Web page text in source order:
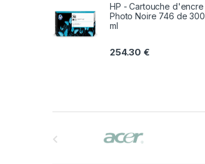
HP - Cartouche d'encre
Photo Noire 746 de 300
ml
254.30€